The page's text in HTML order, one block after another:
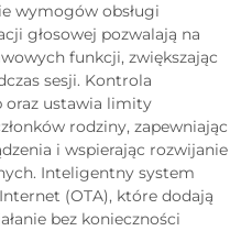
wymogów obsługi
głosowej pozwalają na
funkcji, zwiększając
sesji. Kontrola
oraz ustawia limity
rodziny, zapewniając
i wspierając rozwijanie
Inteligentny system
(OTA), które dodają
bez konieczności